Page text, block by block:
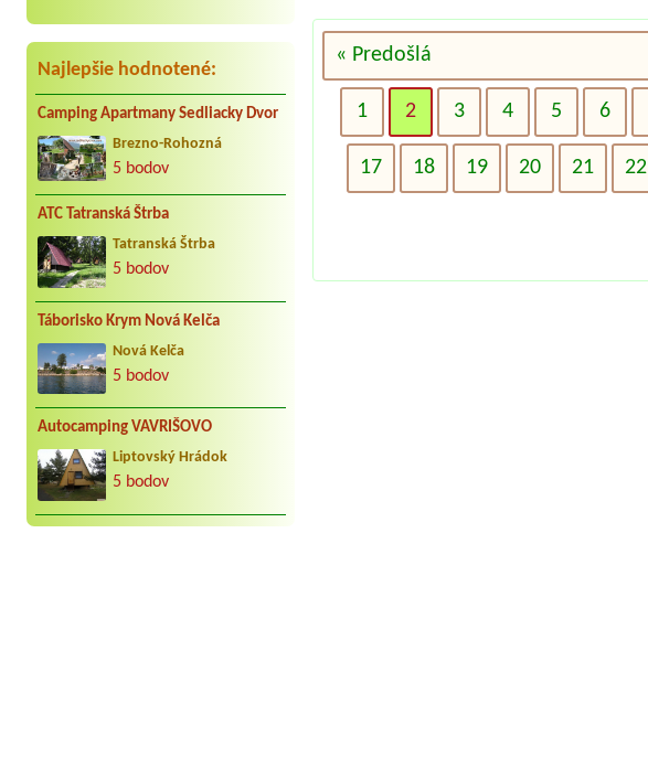
Najlepšie hodnotené:
Camping Apartmany Sedliacky Dvor
Brezno-Rohozná
5 bodov
ATC Tatranská Štrba
Tatranská Štrba
5 bodov
Táborisko Krym Nová Kelča
Nová Kelča
5 bodov
Autocamping VAVRIŠOVO
Liptovský Hrádok
5 bodov
« Predošlá
1 2 3 4 5 6
17 18 19 20 21 22